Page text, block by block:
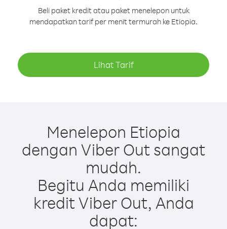
Beli paket kredit atau paket menelepon untuk
mendapatkan tarif per menit termurah ke Etiopia.
Lihat Tarif
Menelepon Etiopia
dengan Viber Out sangat
mudah.
Begitu Anda memiliki
kredit Viber Out, Anda
dapat: